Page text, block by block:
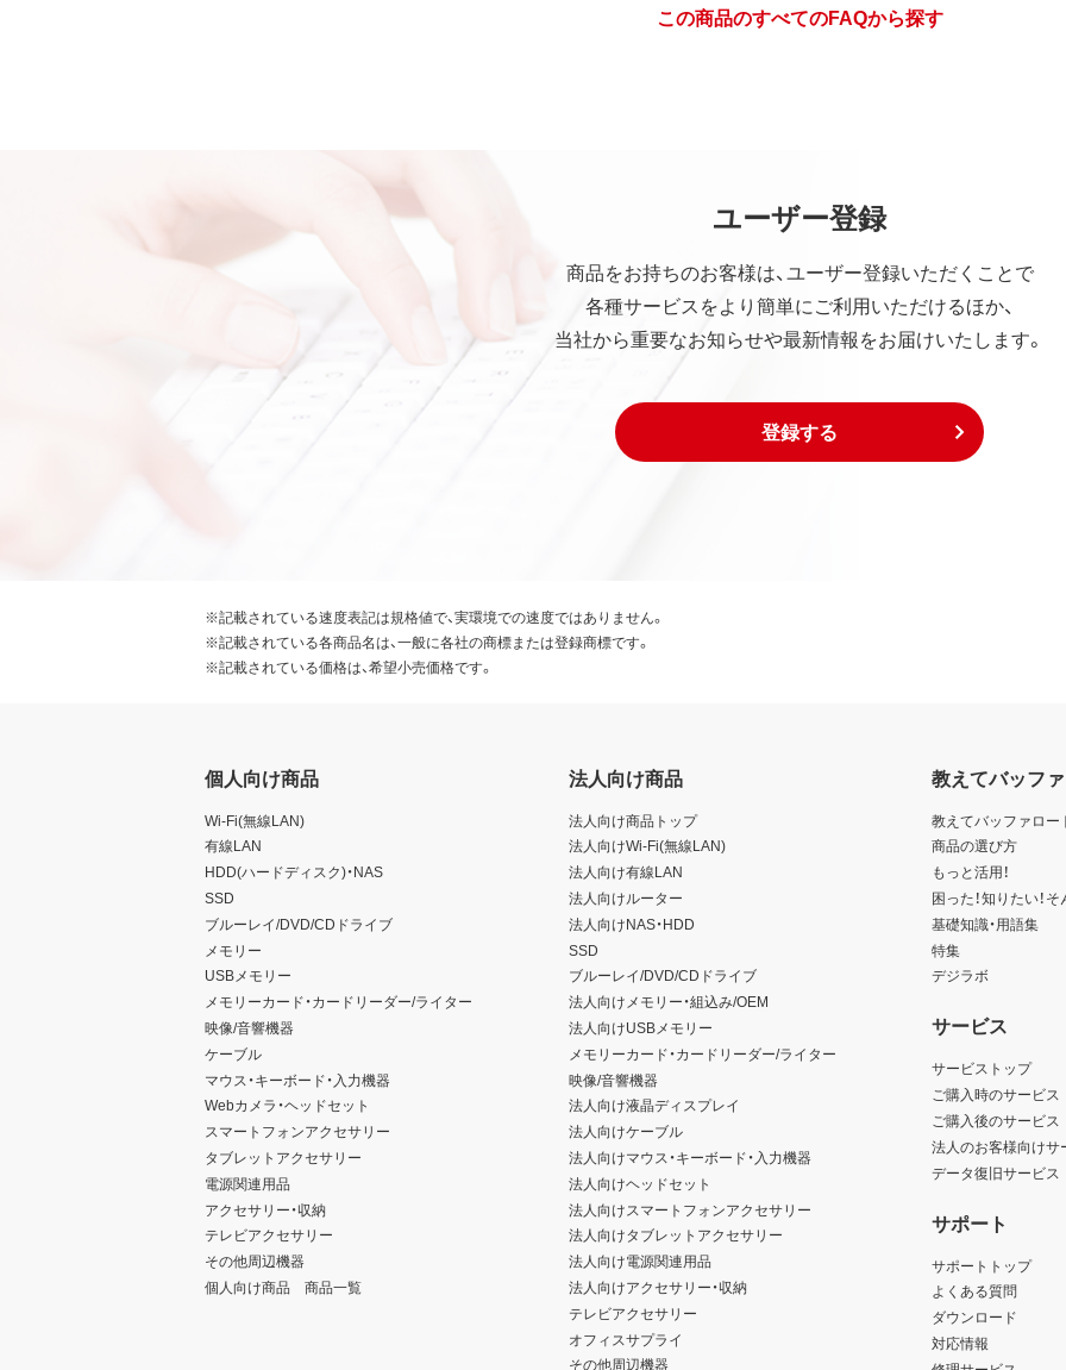
この商品のすべてのFAQから探す
ユーザー登録
商品をお持ちのお客様は、ユーザー登録いただくことで
各種サービスをより簡単にご利用いただけるほか、
当社から重要なお知らせや最新情報をお届けいたします。
登録する
※記載されている速度表記は規格値で、実環境での速度ではありません。
※記載されている各商品名は、一般に各社の商標または登録商標です。
※記載されている価格は、希望小売価格です。
個人向け商品
Wi-Fi(無線LAN)
有線LAN
HDD(ハードディスク)・NAS
SSD
ブルーレイ/DVD/CDドライブ
メモリー
USBメモリー
メモリーカード・カードリーダー/ライター
映像/音響機器
ケーブル
マウス・キーボード・入力機器
Webカメラ・ヘッドセット
スマートフォンアクセサリー
タブレットアクセサリー
電源関連用品
アクセサリー・収納
テレビアクセサリー
その他周辺機器
個人向け商品 商品一覧
法人向け商品
法人向け商品トップ
法人向けWi-Fi(無線LAN)
法人向け有線LAN
法人向けルーター
法人向けNAS・HDD
SSD
ブルーレイ/DVD/CDドライブ
法人向けメモリー・組込み/OEM
法人向けUSBメモリー
メモリーカード・カードリーダー/ライター
映像/音響機器
法人向け液晶ディスプレイ
法人向けケーブル
法人向けマウス・キーボード・入力機器
法人向けヘッドセット
法人向けスマートフォンアクセサリー
法人向けタブレットアクセサリー
法人向け電源関連用品
法人向けアクセサリー・収納
テレビアクセサリー
オフィスサプライ
その他周辺機器
教えてバッフ
教えてバッファロー
商品の選び方
もっと活用！
困った！知りたい！
基礎知識・用語集
特集
デジラボ
サービス
サービストップ
ご購入時のサービス
ご購入後のサービス
法人のお客様向けサ
データ復旧サービス
サポート
サポートトップ
よくある質問
ダウンロード
対応情報